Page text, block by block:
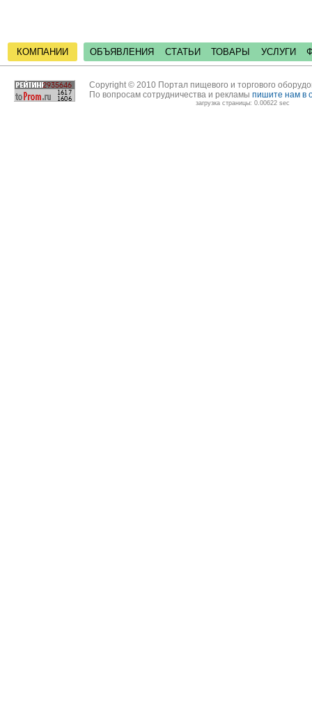
КОМПАНИИ ОБЪЯВЛЕНИЯ СТАТЬИ ТОВАРЫ УСЛУГИ
Copyright © 2010 Портал пищевого и торгового
По вопросам сотрудничества и рекламы пишите нам в
загрузка страницы: 0.00622 sec